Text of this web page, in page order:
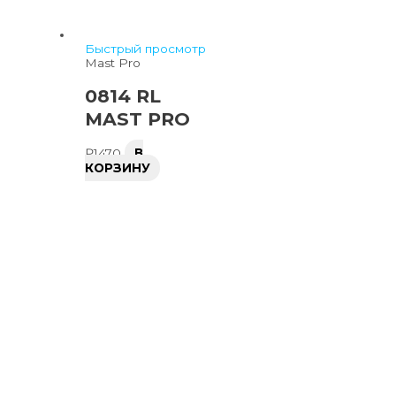
Быстрый просмотр
Mast Pro
0814 RL
MAST PRO
₽1470
В
КОРЗИНУ